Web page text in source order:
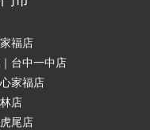
福店
台中一中店
家福店
店
尾店